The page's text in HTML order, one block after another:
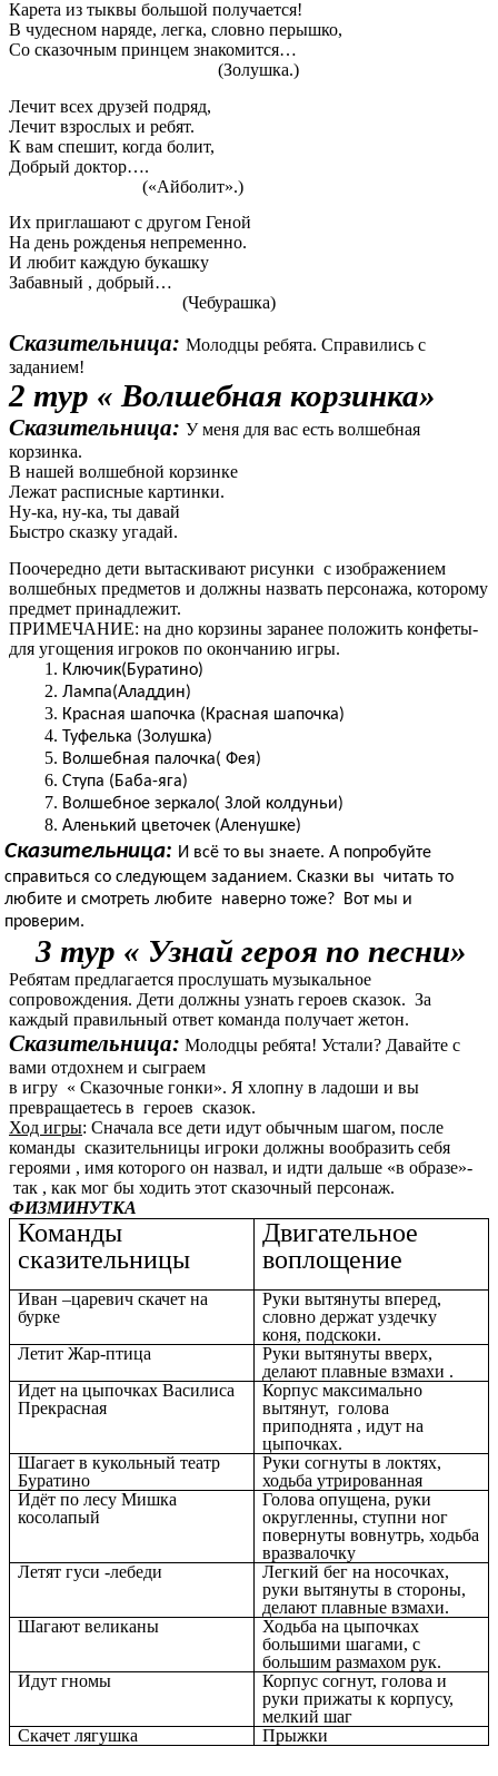
Карета из тыквы большой получается!
В чудесном наряде, легка, словно перышко,
Со сказочным принцем знакомится…
(Золушка.)
Лечит всех друзей подряд,
Лечит взрослых и ребят.
К вам спешит, когда болит,
Добрый доктор….
(«Айболит».)
Их приглашают с другом Геной
На день рожденья непременно.
И любит каждую букашку
Забавный , добрый…
(Чебурашка)
Сказительница: Молодцы ребята. Справились с
заданием!
2 тур « Волшебная корзинка»
Сказительница: У меня для вас есть волшебная
корзинка.
В нашей волшебной корзинке
Лежат расписные картинки.
Ну-ка, ну-ка, ты давай
Быстро сказку угадай.
Поочередно дети вытаскивают рисунки с изображением
волшебных предметов и должны назвать персонажа, которому
предмет принадлежит.
ПРИМЕЧАНИЕ: на дно корзины заранее положить конфеты-
для угощения игроков по окончанию игры.
Ключик(Буратино)
Лампа(Аладдин)
Красная шапочка (Красная шапочка)
Туфелька (Золушка)
Волшебная палочка( Фея)
Ступа (Баба-яга)
Волшебное зеркало( Злой колдуньи)
Аленький цветочек (Аленушке)
Сказительница: И всё то вы знаете. А попробуйте
справиться со следующем заданием. Сказки вы читать то
любите и смотреть любите наверно тоже? Вот мы и
проверим.
3 тур « Узнай героя по песни»
Ребятам предлагается прослушать музыкальное
сопровождения. Дети должны узнать героев сказок. За
каждый правильный ответ команда получает жетон.
Сказительница: Молодцы ребята! Устали? Давайте с
вами отдохнем и сыграем
в игру « Сказочные гонки». Я хлопну в ладоши и вы
превращаетесь в героев сказок.
Ход игры: Сначала все дети идут обычным шагом, после
команды сказительницы игроки должны вообразить себя
героями , имя которого он назвал, и идти дальше «в образе»-
так , как мог бы ходить этот сказочный персонаж.
ФИЗМИНУТКА
Команды
сказительницы
Двигательное
воплощение
Иван –царевич скачет на
бурке
Руки вытянуты вперед,
словно держат уздечку
коня, подскоки.
Летит Жар-птица
Руки вытянуты вверх,
делают плавные взмахи .
Идет на цыпочках Василиса
Прекрасная
Корпус максимально
вытянут, голова
приподнята , идут на
цыпочках.
Шагает в кукольный театр
Буратино
Руки согнуты в локтях,
ходьба утрированная
Идёт по лесу Мишка
косолапый
Голова опущена, руки
округленны, ступни ног
повернуты вовнутрь, ходьба
вразвалочку
Летят гуси -лебеди
Легкий бег на носочках,
руки вытянуты в стороны,
делают плавные взмахи.
Шагают великаны
Ходьба на цыпочках
большими шагами, с
большим размахом рук.
Идут гномы
Корпус согнут, голова и
руки прижаты к корпусу,
мелкий шаг
Скачет лягушка
Прыжки